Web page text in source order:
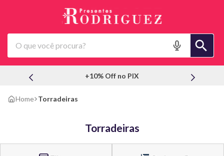
O que você procura?
+10% Off no PIX
Torradeiras
Torradeiras